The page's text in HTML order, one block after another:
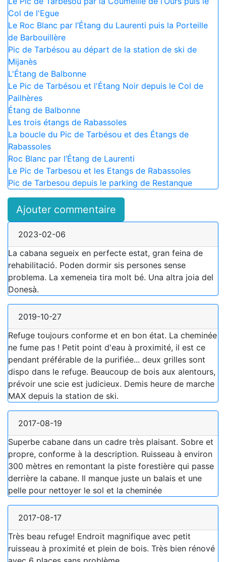
Col de l'Egue
Le Roc Blanc par l’Étang du Laurenti puis la Porteille
de Barbouillère
Pic de Tarbésou au départ de la station de ski de
Mijanès
L'Étang de Balbonne
Le Pic de Tarbésou et l'Étang Noir depuis le Col de
Pailhères
Étang de Balbonne
Les trois étangs de Rabassoles
La boucle du Pic de Tarbésou et des Étangs de
Rabassoles
Roc Blanc par l’Étang de Laurenti
Le Pic de Tarbesou et les Etangs de Rabassoles
Pic de Tarbesou depuis le parking de Restanque
Ajouter commentaire
2023-02-06
La cabana segueix en perfecte estat, gran feina de
rehabilitació. Poden dormir sis persones sense
problema. La xemeneia tira molt bé. Una altra joia del
Donesà.
2019-10-27
Refuge toujours conforme et en bon état. La cheminée
ne fume pas ! Petit point d'eau à proximité, il est ce
pendant préférable de la purifiée... deux grilles sont
dispo dans le refuge. Beaucoup de bois aux alentours,
prévoir une scie est judicieux. Demis heure de marche
MAX depuis la station de ski.
2017-08-19
Superbe cabane dans un cadre très plaisant. Sobre et
propre, conforme à la description. Ruisseau à environ
300 mètres en remontant la piste forestière qui passe
derrière la cabane. Il manque juste un balais et une
pelle pour nettoyer le sol et la cheminée
2017-08-17
Très beau refuge! Endroit magnifique avec petit
ruisseau à proximité et plein de bois. Très bien rénové